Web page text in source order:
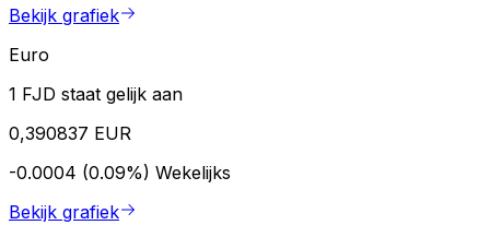
Bekijk grafiek
Euro
1 FJD staat gelijk aan
0,390837 EUR
-0.0004 (0.09%) Wekelijks
Bekijk grafiek